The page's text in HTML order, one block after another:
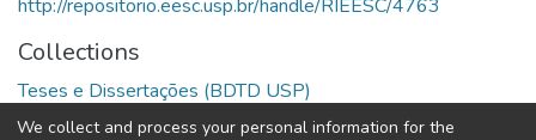
http://repositorio.eesc.usp.br/handle/RIEESC/4763
Collections
Teses e Dissertações (BDTD USP)
We collect and process your personal information for the